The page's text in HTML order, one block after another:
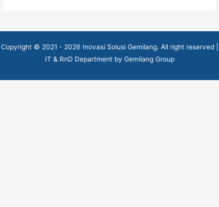
Copyright © 2021 - 2026 Inovasi Solusi Gemilang. All right reserved |
IT & RnD Department by Gemilang Group